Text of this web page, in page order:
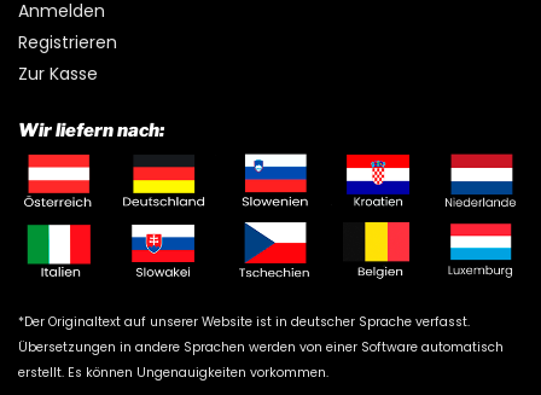
Anmelden
Registrieren
Zur Kasse
Wir liefern nach:
*Der Originaltext auf unserer Website ist in deutscher Sprache verfasst.
Übersetzungen in andere Sprachen werden von einer Software automatisch
erstellt. Es können Ungenauigkeiten vorkommen.